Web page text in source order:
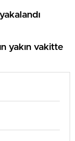
yakın vakitte